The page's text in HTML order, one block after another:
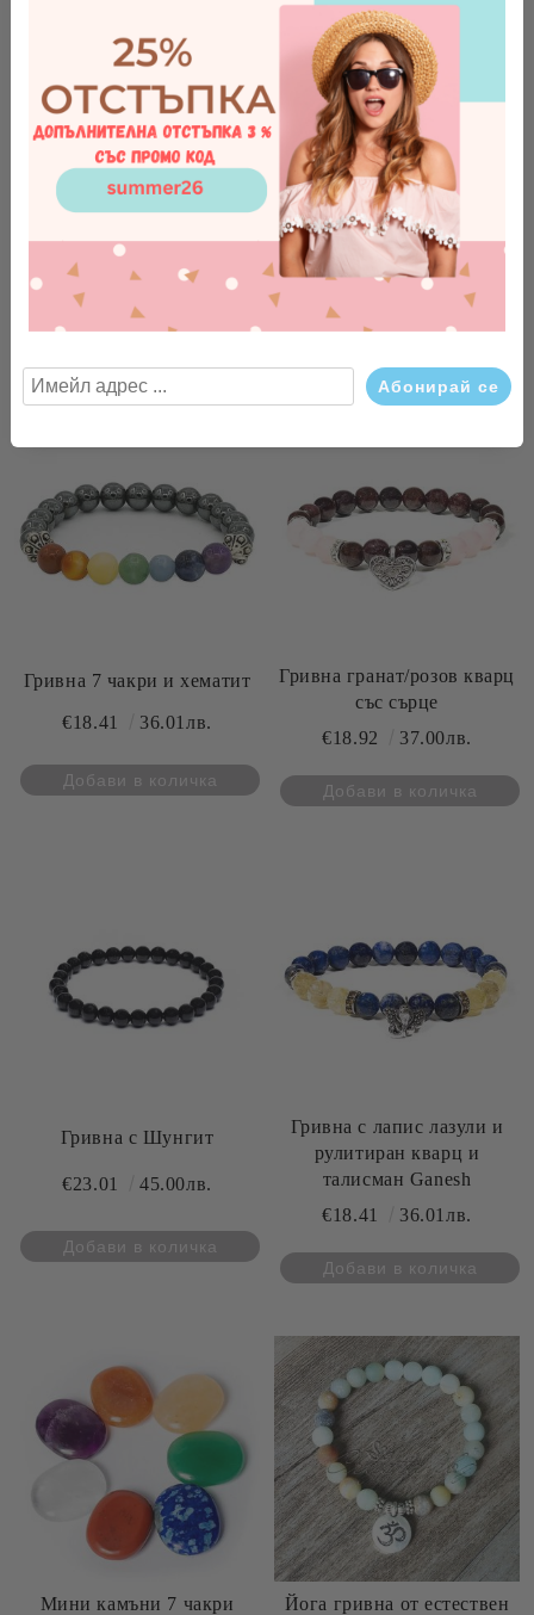
€23.52 46.00лв.
Гривна аквамарин/ розов
кварц/ амазонит/ тулит
€23.52
46.00лв.
Гривна 7 чакри и хематит
€18.41 36.01лв.
Гривна гранат/розов кварц
със сърце
€18.92
37.00лв.
Гривна с Шунгит
€23.01 45.00лв.
Гривна с лапис лазули и
рулитиран кварц и
талисман Ganesh
€18.41
36.01лв.
Мини камъни 7 чакри
Йога гривна от естествен